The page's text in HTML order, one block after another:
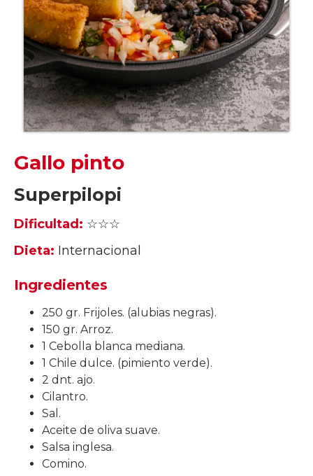
Gallo pinto
Superpilopi
Dificultad: ☆☆☆
Dieta: Internacional
Ingredientes
250 gr. Frijoles. (alubias negras).
150 gr. Arroz.
1 Cebolla blanca mediana.
1 Chile dulce. (pimiento verde).
2 dnt. ajo.
Cilantro.
Sal.
Aceite de oliva suave.
Salsa inglesa.
Comino.